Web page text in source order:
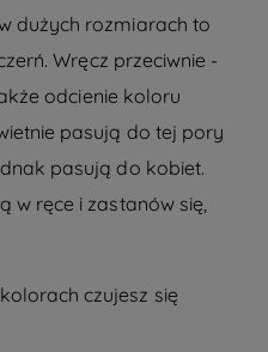
dużych rozmiarach to
Wręcz przeciwnie -
odcienie koloru
pasują do tej pory
pasują do kobiet.
w ręce i zastanów się,
czujesz się